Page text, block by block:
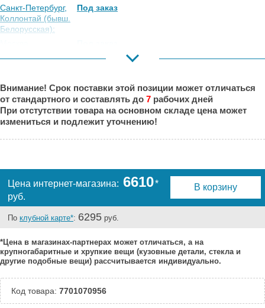
Санкт-Петербург,
Коллонтай (бывш.
Белорусская):
Под заказ
Порт:
Великий Новгород: Под заказ
Краснодар:
Под заказ
Челябинск:
Под заказ
Внимание! Срок поставки этой позиции может отличаться
от стандартного и составлять до 7 рабочих дней
При отстутствии товара на основном складе цена может
измениться и подлежит уточнению!
Цена интернет-магазина: 6610*
руб.
В корзину
По клубной карте*: 6295 руб.
*Цена в магазинах-партнерах может отличаться, а на
крупногабаритные и хрупкие вещи (кузовные детали, стекла и
другие подобные вещи) рассчитывается индивидуально.
Код товара: 7701070956